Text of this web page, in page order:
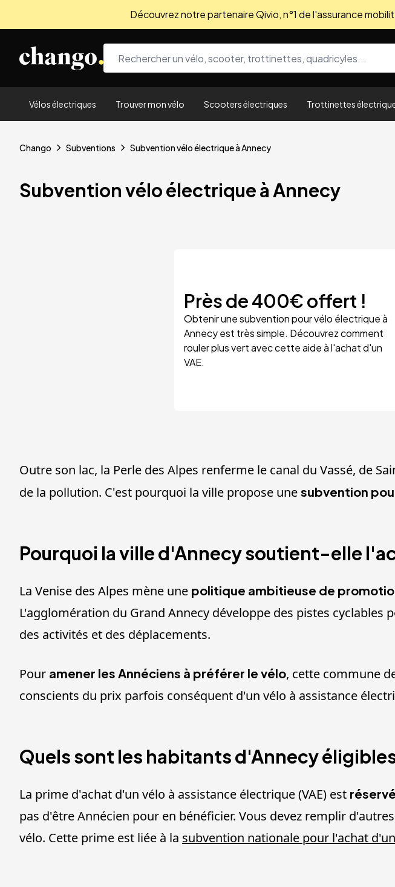
Découvrez notre partenaire Qivio, n°1 de l'assurance
Vélos électriques Trouver mon vélo Scooters électriques Trottinettes
Chango Subventions Subvention vélo électrique à Annecy
Subvention vélo électrique à Annecy
Près de400€offert !
Obtenir une subvention pour vélo électrique à
Annecy est très simple. Découvrez comment
rouler plus vert avec cette aide à l'achat d'un
VAE.
Outre son lac, la Perle des Alpes renferme le canal du Vassé, de
de la pollution. C'est pourquoi la ville propose une subvention
Pourquoi la ville d'Annecy soutient-elle
La Venise des Alpes mène une politique ambitieuse de
L'agglomération du Grand Annecy développe des pistes
des activités et des déplacements.
Pour amener les Annéciens à préférer le vélo, cette commune
conscients du prix parfois conséquent d'un vélo à assistance
Quels sont les habitants d'Annecy
La prime d'achat d'un vélo à assistance électrique (VAE) est
pas d'être Annécien pour en bénéficier. Vous devez remplir
vélo. Cette prime est liée à la subvention nationale pour l'achat d'un